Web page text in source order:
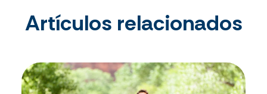
Artículos relacionados